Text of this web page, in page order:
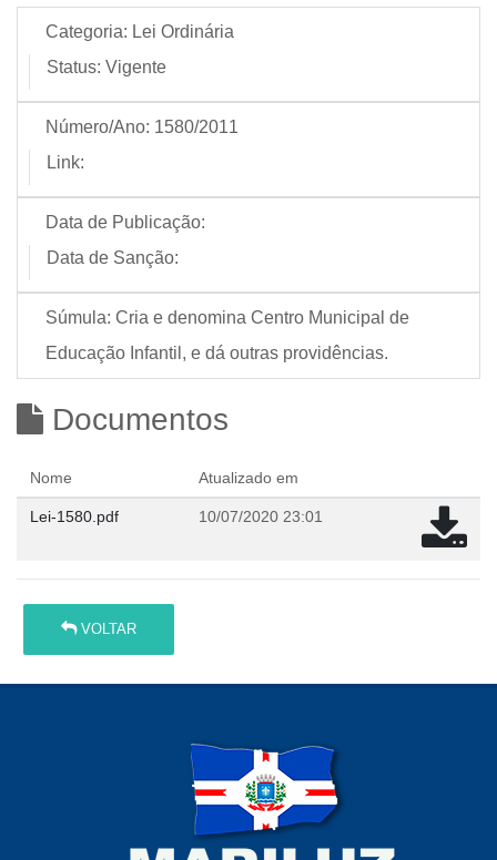
Categoria: Lei Ordinária
Status: Vigente
Número/Ano: 1580/2011
Link:
Data de Publicação:
Data de Sanção:
Súmula: Cria e denomina Centro Municipal de
Educação Infantil, e dá outras providências.
Documentos
Nome Atualizado em
Lei-1580.pdf 10/07/2020 23:01
VOLTAR